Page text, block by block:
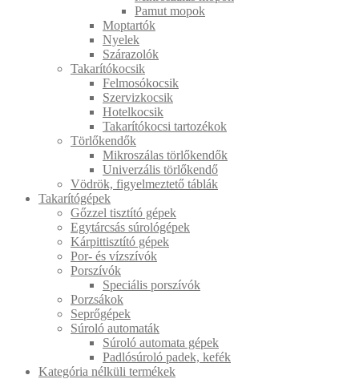
Pamut mopok
Moptartók
Nyelek
Szárazolók
Takarítókocsik
Felmosókocsik
Szervizkocsik
Hotelkocsik
Takarítókocsi tartozékok
Törlőkendők
Mikroszálas törlőkendők
Univerzális törlőkendő
Vödrök, figyelmeztető táblák
Takarítógépek
Gőzzel tisztító gépek
Egytárcsás súrológépek
Kárpittisztító gépek
Por- és vízszívók
Porszívók
Speciális porszívók
Porzsákok
Seprőgépek
Súroló automaták
Súroló automata gépek
Padlósúroló padek, kefék
Kategória nélküli termékek